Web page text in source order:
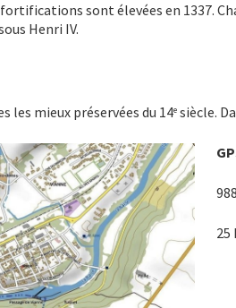
sont élevées en 1337.
Henri IV.
les mieux préservées du 14e siècle.
25